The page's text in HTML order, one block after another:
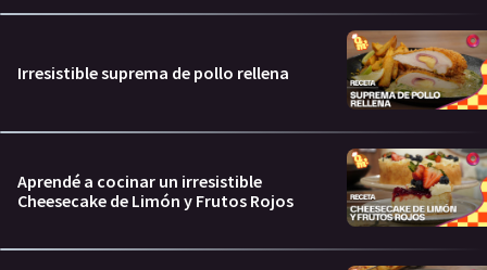
Irresistible suprema de pollo rellena
Aprendé a cocinar un irresistible
Cheesecake de Limón y Frutos Rojos